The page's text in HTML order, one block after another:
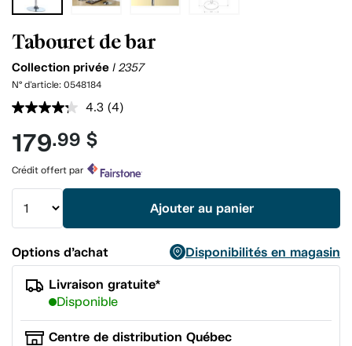
Tabouret de bar
Collection privée I 2357
N° d'article: 0548184
4.3 Lire
vers
la
(4)
179.99 $
Crédit offert par
Ajouter au panier
Options d’achat
Disponibilités en magasin
Livraison gratuite*
Disponible
Centre de distribution Québec